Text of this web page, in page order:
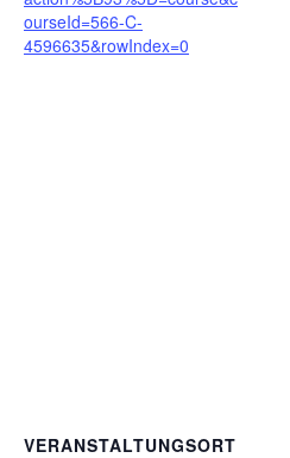
ourseId=566-C-
4596635&rowIndex=0
VERANSTALTUNGSORT